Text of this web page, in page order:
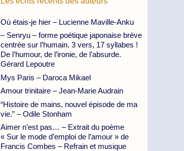
Où étais-je hier – Lucienne Maville-Anku
– Senryu – forme poétique japonaise brève
centrée sur l’humain. 3 vers, 17 syllabes !
De l’humour, de l’ironie, de l’absurde.
Gérard Lepoutre
Mys Paris – Daroca Mikael
Amour trinitaire – Jean-Marie Audrain
“Histoire de mains, nouvel épisode de ma
vie.” – Odile Stonham
Aimer n’est pas… – Extrait du poème
« Sur le mode d’emploi de l’amour » de
Francis Combes – Refrain et musique